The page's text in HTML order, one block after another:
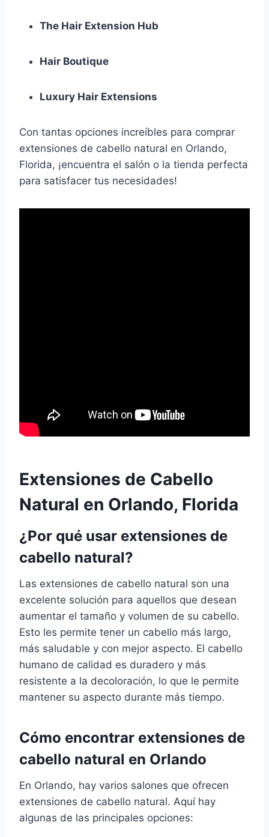
The Hair Extension Hub
Hair Boutique
Luxury Hair Extensions
Con tantas opciones increíbles para comprar
extensiones de cabello natural en Orlando,
Florida, ¡encuentra el salón o la tienda perfecta
para satisfacer tus necesidades!
Extensiones de Cabello
Natural en Orlando, Florida
¿Por qué usar extensiones de
cabello natural?
Las extensiones de cabello natural son una
excelente solución para aquellos que desean
aumentar el tamaño y volumen de su cabello.
Esto les permite tener un cabello más largo,
más saludable y con mejor aspecto. El cabello
humano de calidad es duradero y más
resistente a la decoloración, lo que le permite
mantener su aspecto durante más tiempo.
Cómo encontrar extensiones de
cabello natural en Orlando
En Orlando, hay varios salones que ofrecen
extensiones de cabello natural. Aquí hay
algunas de las principales opciones: